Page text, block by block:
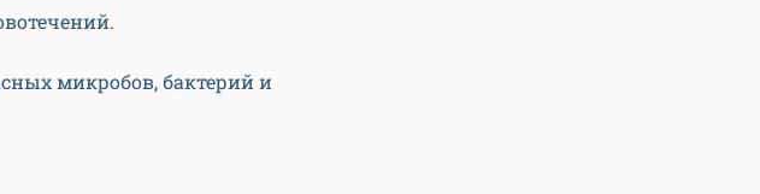
микробов, бактерий и